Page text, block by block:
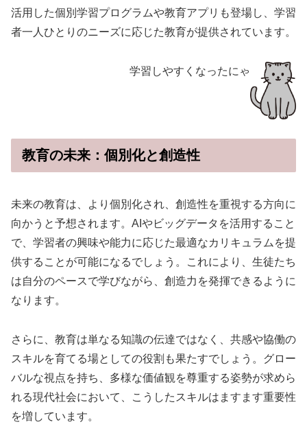
活用した個別学習プログラムや教育アプリも登場し、学習
者一人ひとりのニーズに応じた教育が提供されています。
学習しやすくなったにゃ
教育の未来：個別化と創造性
未来の教育は、より個別化され、創造性を重視する方向に
向かうと予想されます。AIやビッグデータを活用すること
で、学習者の興味や能力に応じた最適なカリキュラムを提
供することが可能になるでしょう。これにより、生徒たち
は自分のペースで学びながら、創造力を発揮できるように
なります。
さらに、教育は単なる知識の伝達ではなく、共感や協働の
スキルを育てる場としての役割も果たすでしょう。グロー
バルな視点を持ち、多様な価値観を尊重する姿勢が求めら
れる現代社会において、こうしたスキルはますます重要性
を増しています。